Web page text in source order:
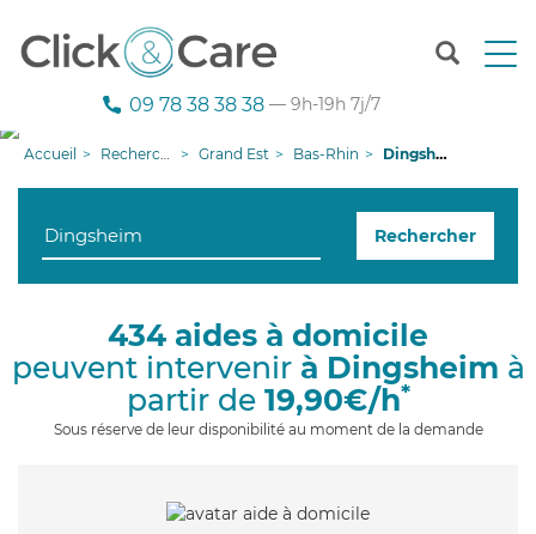
T
n
g
09 78 38 38 38 — 9h-19h 7j/7
Accueil Recherche aide à domicile Grand Est Bas-Rhin Dingsheim
Rechercher
434 aides à domicile
peuvent intervenir à Dingsheim à
partir de 19,90€/h*
Sous réserve de leur disponibilité au moment de la demande